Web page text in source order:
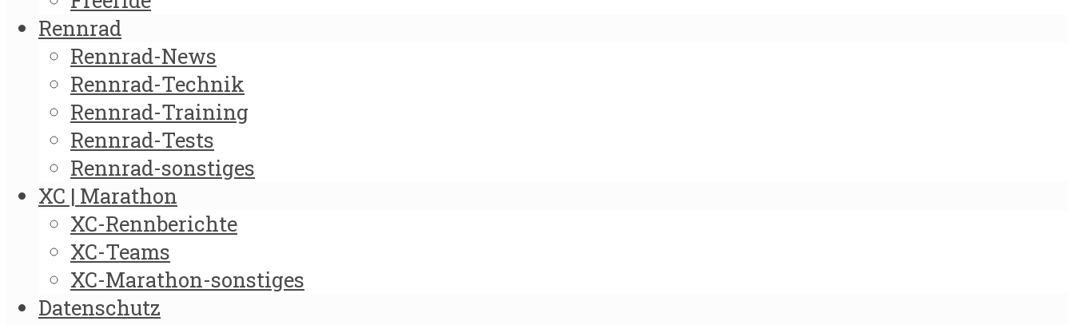
Rennrad
Rennrad-News
Rennrad-Technik
Rennrad-Training
Rennrad-Tests
Rennrad-sonstiges
XC | Marathon
XC-Rennberichte
XC-Teams
XC-Marathon-sonstiges
Datenschutz